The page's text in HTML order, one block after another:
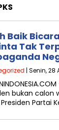
Baik
Tak
| Senin, 28
bukan calon
Partai